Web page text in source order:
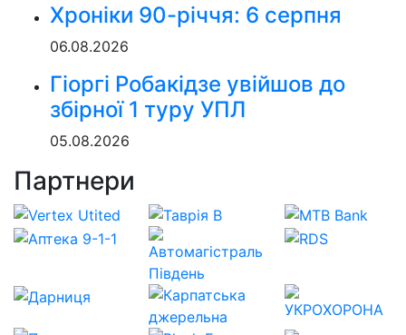
Хроніки 90-річчя: 6 серпня
06.08.2026
Гіоргі Робакідзе увійшов до
збірної 1 туру УПЛ
05.08.2026
Партнери